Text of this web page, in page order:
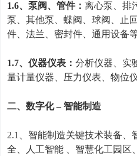
1.6、泵阀、管件：离心泵 、排
泵 、其他泵 、蝶阀 、球阀 止
件 、法兰 密封件 、通用设备
1.7、仪器仪表：分析仪器 实
量计量仪器
压力仪表 、物位
二、数字化 –智能制造
2.1 智能制造关键技术装备
全
人工智能 智慧化工园区